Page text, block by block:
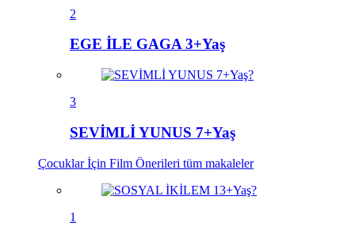
2
EGE İLE GAGA 3+Yaş
3
SEVİMLİ YUNUS 7+Yaş
Çocuklar İçin Film Önerileri tüm makaleler
1